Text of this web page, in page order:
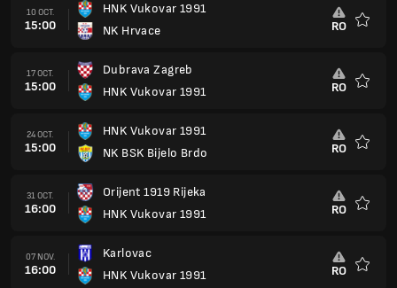
10 OCT.
15:00
HNK Vukovar 1991
NK Hrvace
RO
17 OCT.
15:00
Dubrava Zagreb
HNK Vukovar 1991
RO
24 OCT.
15:00
HNK Vukovar 1991
NK BSK Bijelo Brdo
RO
31 OCT.
16:00
Orijent 1919 Rijeka
HNK Vukovar 1991
RO
07 NOV.
16:00
Karlovac
HNK Vukovar 1991
RO